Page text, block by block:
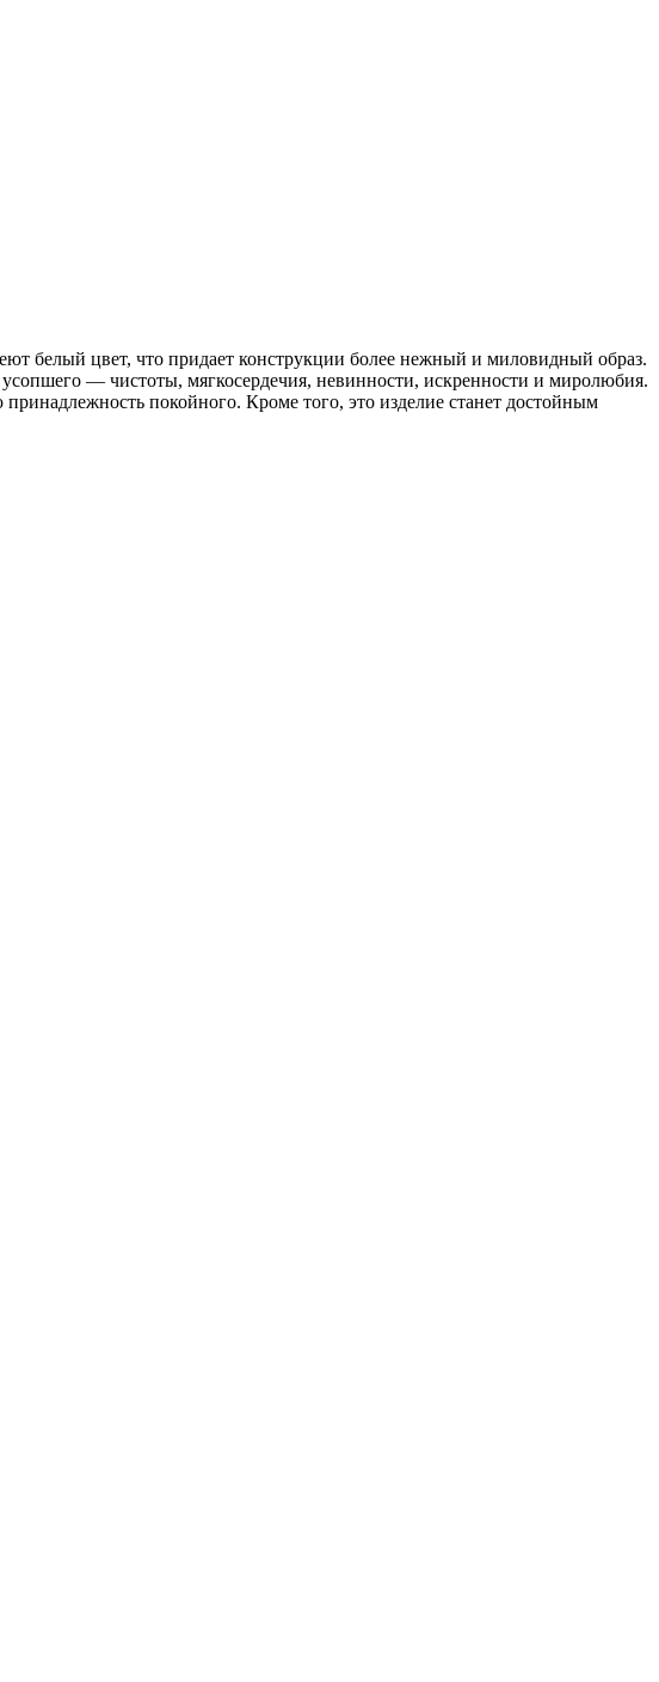
белый цвет, что придает конструкции более нежный и миловидный образ.
— чистоты, мягкосердечия, невинности, искренности и миролюбия.
покойного. Кроме того, это изделие станет достойным